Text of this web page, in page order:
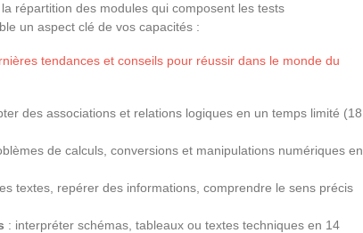
répartition des modules qui composent les tests
un aspect clé de vos capacités :
tendances et conseils pour réussir dans le monde du
des associations et relations logiques en un temps limité (18
de calculs, conversions et manipulations numériques en
textes, repérer des informations, comprendre le sens précis
: interpréter schémas, tableaux ou textes techniques en 14